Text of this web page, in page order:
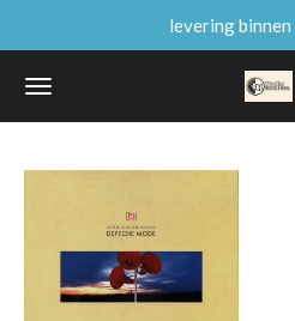
naar
de
levering binnen